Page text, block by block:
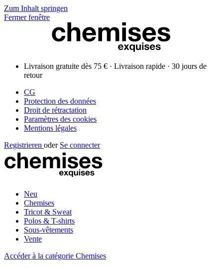
Zum Inhalt springen
Fermer fenêtre
Livraison gratuite dès 75 € · Livraison rapide · 30 jours de
retour
CG
Protection des données
Droit de rétractation
Paramètres des cookies
Mentions légales
Registrieren oder Se connecter
Neu
Chemises
Tricot & Sweat
Polos & T-shirts
Sous-vêtements
Vente
Accéder à la catégorie Chemises